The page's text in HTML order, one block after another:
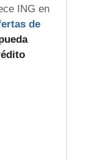
ING en
de